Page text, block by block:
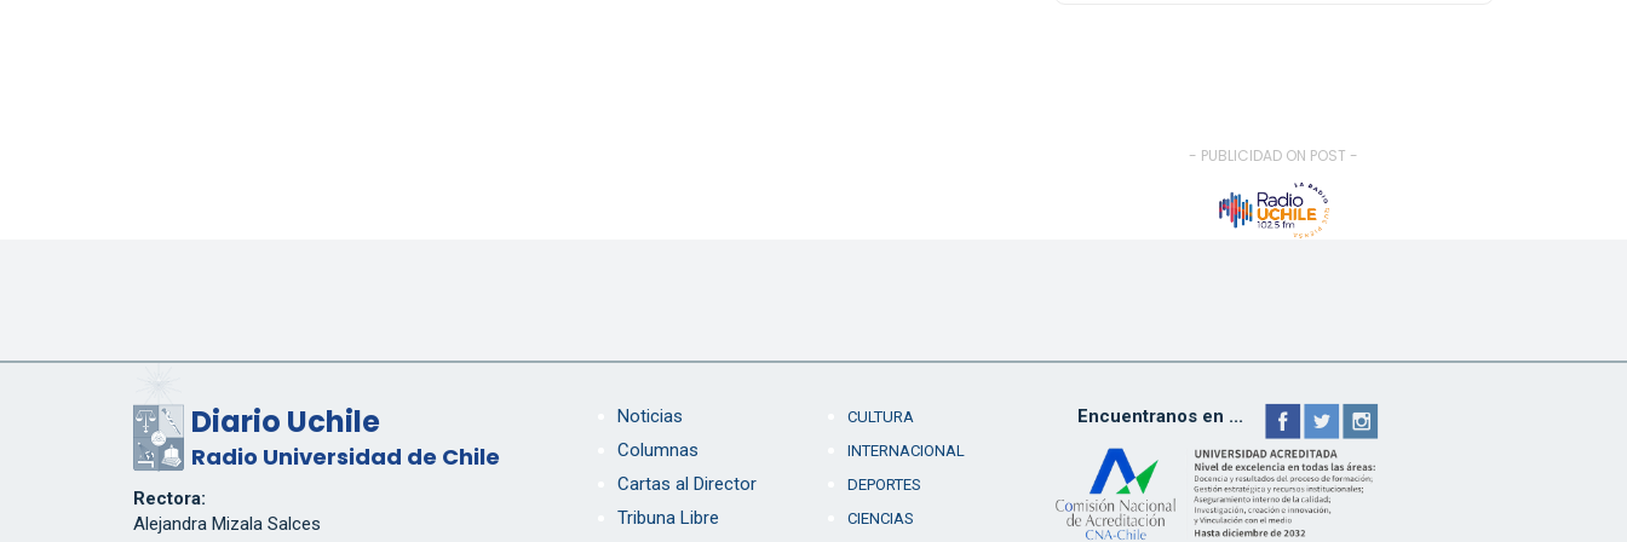
- PUBLICIDAD ON POST -
Diario Uchile
Radio Universidad de Chile
Rectora:
Alejandra Mizala Salces
Noticias
Columnas
Cartas al Director
Tribuna Libre
CULTURA
INTERNACIONAL
DEPORTES
CIENCIAS
Encuentranos en ...